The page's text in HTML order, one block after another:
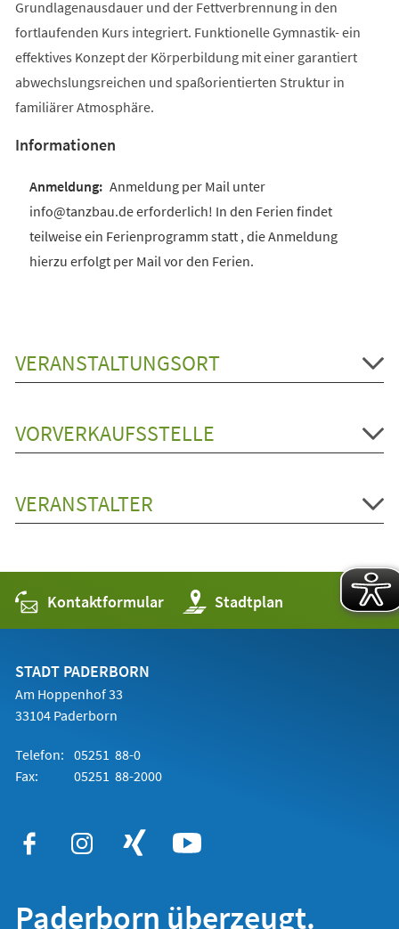
Grundlagenausdauer und der Fettverbrennung in den
fortlaufenden Kurs integriert. Funktionelle Gymnastik- ein
effektives Konzept der Körperbildung mit einer garantiert
abwechslungsreichen und spaßorientierten Struktur in
familiärer Atmosphäre.
Informationen
Anmeldung per Mail unter
info@tanzbau.de erforderlich! In den Ferien findet
teilweise ein Ferienprogramm statt , die Anmeldung
hierzu erfolgt per Mail vor den Ferien.
VERANSTALTUNGSORT
VORVERKAUFSSTELLE
VERANSTALTER
Kontaktformular Stadtplan
(Öffnet
in
einem
STADT PADERBORN
Am Hoppenhof 33
33104 Paderborn
Telefon: 05251 88-0
Fax:
05251 88-2000
Paderborn überzeugt.